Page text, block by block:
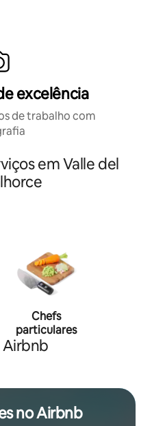
excelência
de trabalho com
em Valle del
Chefs
particulares
Airbnb
no Airbnb